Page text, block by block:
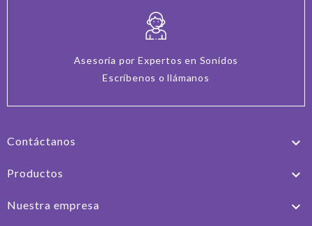
Asesoría por Expertos en Sonidos
Escríbenos o llámanos
Contáctanos 
Productos 
Nuestra empresa 